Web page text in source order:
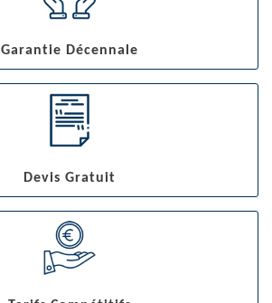
Garantie Décennale
Devis Gratuit